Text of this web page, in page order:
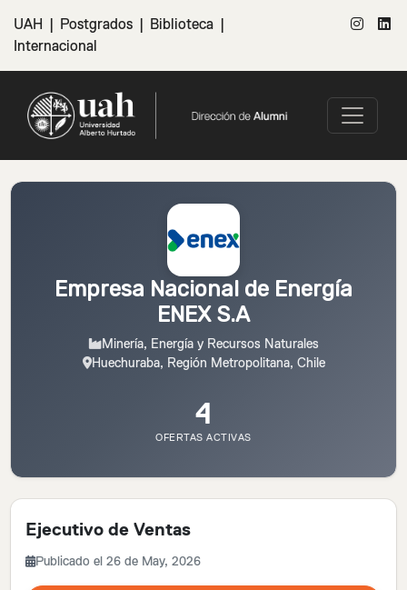
UAH Postgrados Biblioteca
Internacional
Empresa Nacional de Energía
ENEX S.A
Minería, Energía y Recursos Naturales
Huechuraba, Región Metropolitana, Chile
4
OFERTAS ACTIVAS
Ejecutivo de Ventas
Publicado el 26 de May, 2026